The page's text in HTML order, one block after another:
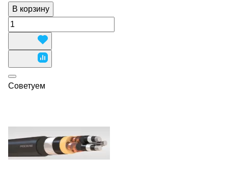
В корзину
Советуем